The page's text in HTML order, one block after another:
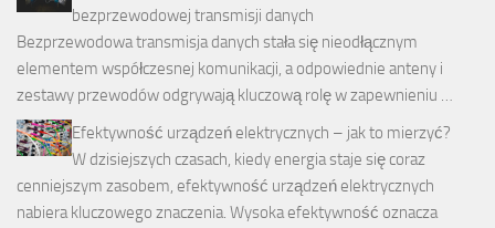
bezprzewodowej transmisji danych
Bezprzewodowa transmisja danych stała się nieodłącznym
elementem współczesnej komunikacji, a odpowiednie anteny i
zestawy przewodów odgrywają kluczową rolę w zapewnieniu …
Efektywność urządzeń elektrycznych – jak to mierzyć?
W dzisiejszych czasach, kiedy energia staje się coraz
cenniejszym zasobem, efektywność urządzeń elektrycznych
nabiera kluczowego znaczenia. Wysoka efektywność oznacza